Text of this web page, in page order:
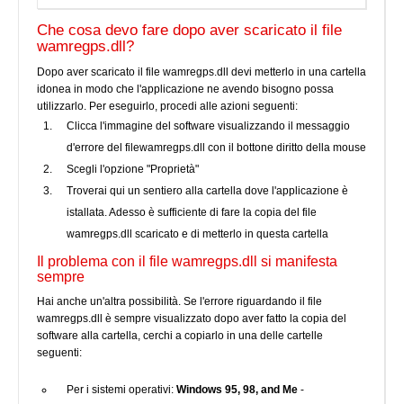
Che cosa devo fare dopo aver scaricato il file
wamregps.dll?
Dopo aver scaricato il file wamregps.dll devi metterlo in una cartella
idonea in modo che l'applicazione ne avendo bisogno possa
utilizzarlo. Per eseguirlo, procedi alle azioni seguenti:
Clicca l'immagine del software visualizzando il messaggio
d'errore del filewamregps.dll con il bottone diritto della mouse
Scegli l'opzione "Proprietà"
Troverai qui un sentiero alla cartella dove l'applicazione è
istallata. Adesso è sufficiente di fare la copia del file
wamregps.dll scaricato e di metterlo in questa cartella
Il problema con il file wamregps.dll si manifesta
sempre
Hai anche un'altra possibilità. Se l'errore riguardando il file
wamregps.dll è sempre visualizzato dopo aver fatto la copia del
software alla cartella, cerchi a copiarlo in una delle cartelle
seguenti:
Per i sistemi operativi: Windows 95, 98, and Me -